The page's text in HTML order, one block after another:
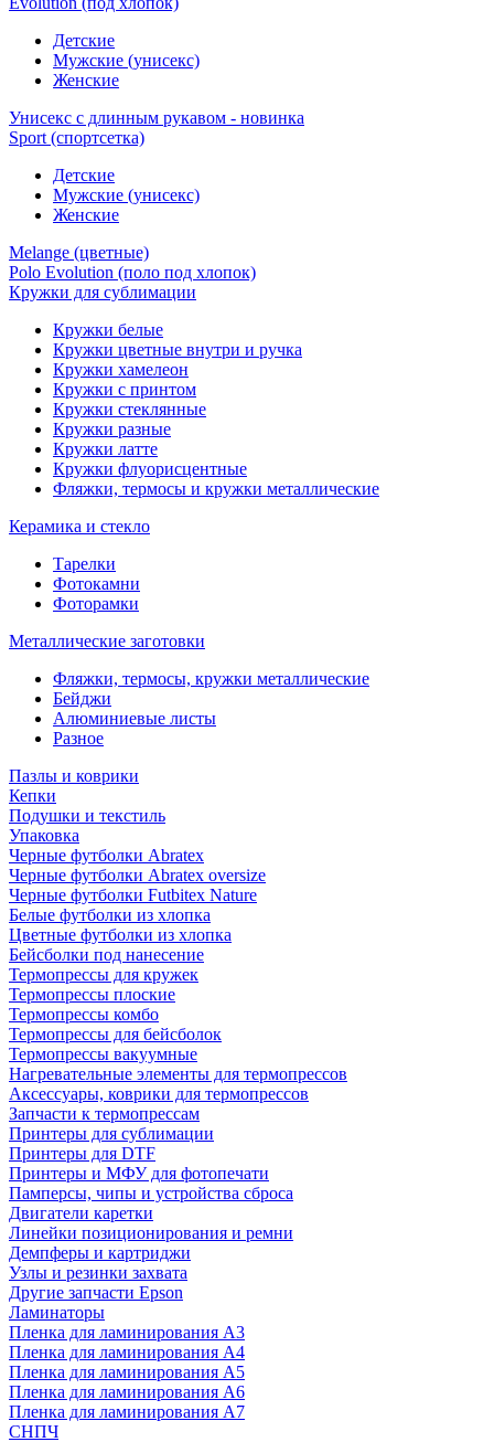
Детские
Мужские (унисекс)
Женские
Унисекс с длинным рукавом - новинка
Sport (спортсетка)
Детские
Мужские (унисекс)
Женские
Melange (цветные)
Polo Evolution (поло под хлопок)
Кружки для сублимации
Кружки белые
Кружки цветные внутри и ручка
Кружки хамелеон
Кружки c принтом
Кружки стеклянные
Кружки разные
Кружки латте
Кружки флуорисцентные
Фляжки, термосы и кружки металлические
Керамика и стекло
Тарелки
Фотокамни
Фоторамки
Металлические заготовки
Фляжки, термосы, кружки металлические
Бейджи
Алюминиевые листы
Разное
Пазлы и коврики
Кепки
Подушки и текстиль
Упаковка
Черные футболки Abratex
Черные футболки Abratex oversize
Черные футболки Futbitex Nature
Белые футболки из хлопка
Цветные футболки из хлопка
Бейсболки под нанесение
Термопрессы для кружек
Термопрессы плоские
Термопрессы комбо
Термопрессы для бейсболок
Термопрессы вакуумные
Нагревательные элементы для термопрессов
Аксессуары, коврики для термопрессов
Запчасти к термопрессам
Принтеры для сублимации
Принтеры для DTF
Принтеры и МФУ для фотопечати
Памперсы, чипы и устройства сброса
Двигатели каретки
Линейки позиционирования и ремни
Демпферы и картриджи
Узлы и резинки захвата
Другие запчасти Epson
Ламинаторы
Пленка для ламинирования А3
Пленка для ламинирования А4
Пленка для ламинирования А5
Пленка для ламинирования А6
Пленка для ламинирования А7
СНПЧ